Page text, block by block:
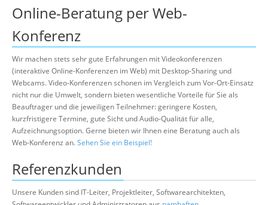
Online-Beratung per Web-
Konferenz
Wir machen stets sehr gute Erfahrungen mit Videokonferenzen
(interaktive Online-Konferenzen im Web) mit Desktop-Sharing und
Webcams. Video-Konferenzen schonen im Vergleich zum Vor-Ort-Einsatz
nicht nur die Umwelt, sondern bieten wesentliche Vorteile für Sie als
Beauftrager und die jeweiligen Teilnehmer: geringere Kosten,
kurzfristigere Termine, gute Sicht und Audio-Qualität für alle,
Aufzeichnungsoption. Gerne bieten wir Ihnen eine Beratung auch als
Web-Konferenz an.Sehen Sie ein Beispiel!
Referenzkunden
Unsere Kunden sind IT-Leiter, Projektleiter, Softwarearchitekten,